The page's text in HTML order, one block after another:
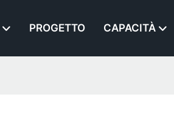
PROGETTO CAPACITÀ